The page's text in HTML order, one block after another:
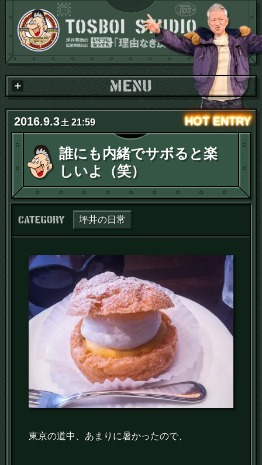
2016.9.3土 21:59
誰にも内緒でサボると楽
しいよ（笑）
カテゴリー：
坪井の日常
東京の道中、あまりに暑かったので、